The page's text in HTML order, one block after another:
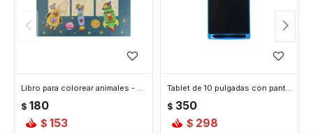
Libro para colorear animales - Azul
$ 180
$ 153
Tablet de 10 pulgadas con pantalla LCD para dibujar - Azul
$ 350
$ 298